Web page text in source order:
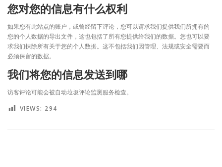
您对您的信息有什么权利
如果您有此站点的账户，或曾经留下评论，您可以请求我们提供我们所拥有的
您的个人数据的导出文件，这也包括了所有您提供给我们的数据。您也可以要
求我们抹除所有关于您的个人数据。这不包括我们因管理、法规或安全需要而
必须保留的数据。
我们将您的信息发送到哪
访客评论可能会被自动垃圾评论监测服务检查。
VIEWS: 294